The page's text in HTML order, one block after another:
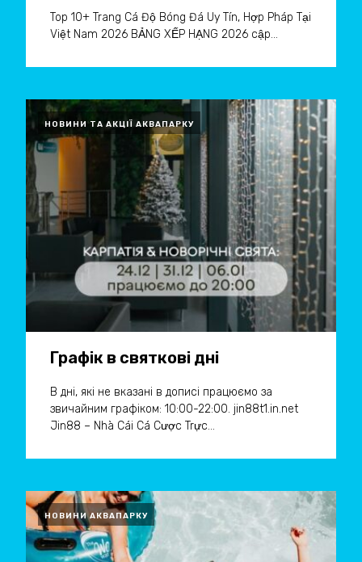
Top 10+ Trang Cá Độ Bóng Đá Uy Tín, Hợp Pháp Tại
Việt Nam 2026 BẢNG XẾP HẠNG 2026 cập...
Графік в святкові дні
НОВИНИ ТА АКЦІЇ АКВАПАРКУ
В дні, які не вказані в дописі працюємо за
звичайним графіком: 10:00-22:00. jin88t1.in.net
Jin88 – Nhà Cái Cá Cược Trực...
НОВИНИ АКВАПАРКУ